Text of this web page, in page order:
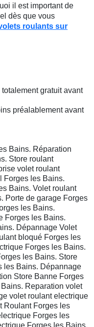
il est important de
dès que vous
roulants sur
gratuit avant
préalablement avant
Bains. Réparation
Store roulant
volet roulant
Forges les Bains.
Bains. Volet roulant
Porte de garage Forges
les Bains.
Forges les Bains.
Dépannage Volet
bloqué Forges les
Forges les Bains.
les Bains. Store
les Bains. Dépannage
Store Banne Forges
Reparation volet
volet roulant electrique
Roulant Forges les
Forges les
Forges les Bains.